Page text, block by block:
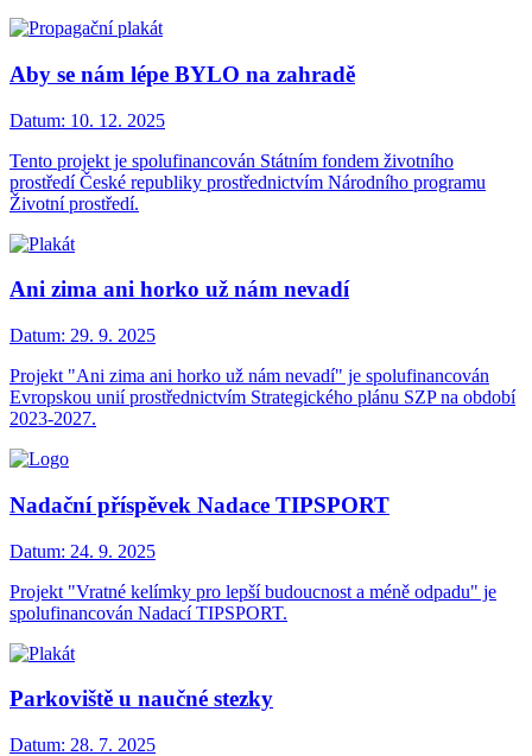
Aby se nám lépe BYLO na zahradě
Datum: 10. 12. 2025
Tento projekt je spolufinancován Státním fondem životního
prostředí České republiky prostřednictvím Národního programu
Životní prostředí.
Ani zima ani horko už nám nevadí
Datum: 29. 9. 2025
Projekt "Ani zima ani horko už nám nevadí" je spolufinancován
Evropskou unií prostřednictvím Strategického plánu SZP na období
2023-2027.
Nadační příspěvek Nadace TIPSPORT
Datum: 24. 9. 2025
Projekt "Vratné kelímky pro lepší budoucnost a méně odpadu" je
spolufinancován Nadací TIPSPORT.
Parkoviště u naučné stezky
Datum: 28. 7. 2025